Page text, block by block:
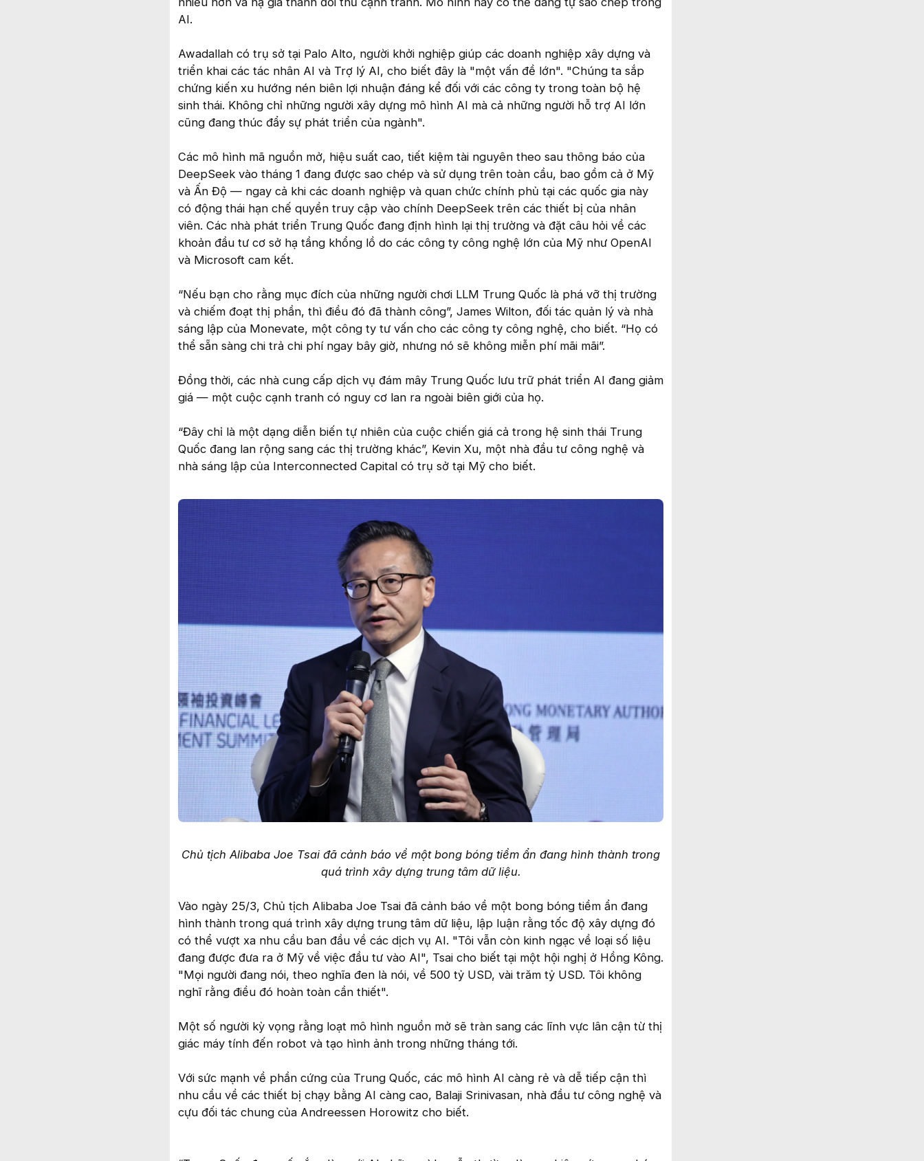
AI.
Awadallah có trụ sở tại Palo Alto, người khởi nghiệp giúp các doanh nghiệp xây dựng và
triển khai các tác nhân AI và Trợ lý AI, cho biết đây là "một vấn đề lớn". "Chúng ta sắp
chứng kiến xu hướng nén biên lợi nhuận đáng kể đối với các công ty trong toàn bộ hệ
sinh thái. Không chỉ những người xây dựng mô hình AI mà cả những người hỗ trợ AI lớn
cũng đang thúc đẩy sự phát triển của ngành".
Các mô hình mã nguồn mở, hiệu suất cao, tiết kiệm tài nguyên theo sau thông báo của
DeepSeek vào tháng 1 đang được sao chép và sử dụng trên toàn cầu, bao gồm cả ở Mỹ
và Ấn Độ — ngay cả khi các doanh nghiệp và quan chức chính phủ tại các quốc gia này
có động thái hạn chế quyền truy cập vào chính DeepSeek trên các thiết bị của nhân
viên. Các nhà phát triển Trung Quốc đang định hình lại thị trường và đặt câu hỏi về các
khoản đầu tư cơ sở hạ tầng khổng lồ do các công ty công nghệ lớn của Mỹ như OpenAI
và Microsoft cam kết.
“Nếu bạn cho rằng mục đích của những người chơi LLM Trung Quốc là phá vỡ thị trường
và chiếm đoạt thị phần, thì điều đó đã thành công”, James Wilton, đối tác quản lý và nhà
sáng lập của Monevate, một công ty tư vấn cho các công ty công nghệ, cho biết. “Họ có
thể sẵn sàng chi trả chi phí ngay bây giờ, nhưng nó sẽ không miễn phí mãi mãi”.
Đồng thời, các nhà cung cấp dịch vụ đám mây Trung Quốc lưu trữ phát triển AI đang giảm
giá — một cuộc cạnh tranh có nguy cơ lan ra ngoài biên giới của họ.
“Đây chỉ là một dạng diễn biến tự nhiên của cuộc chiến giá cả trong hệ sinh thái Trung
Quốc đang lan rộng sang các thị trường khác”, Kevin Xu, một nhà đầu tư công nghệ và
nhà sáng lập của Interconnected Capital có trụ sở tại Mỹ cho biết.
Chủ tịch Alibaba Joe Tsai đã cảnh báo về một bong bóng tiềm ẩn đang hình thành trong
quá trình xây dựng trung tâm dữ liệu.
Vào ngày 25/3, Chủ tịch Alibaba Joe Tsai đã cảnh báo về một bong bóng tiềm ẩn đang
hình thành trong quá trình xây dựng trung tâm dữ liệu, lập luận rằng tốc độ xây dựng đó
có thể vượt xa nhu cầu ban đầu về các dịch vụ AI. "Tôi vẫn còn kinh ngạc về loại số liệu
đang được đưa ra ở Mỹ về việc đầu tư vào AI", Tsai cho biết tại một hội nghị ở Hồng Kông.
"Mọi người đang nói, theo nghĩa đen là nói, về 500 tỷ USD, vài trăm tỷ USD. Tôi không
nghĩ rằng điều đó hoàn toàn cần thiết".
Một số người kỳ vọng rằng loạt mô hình nguồn mở sẽ tràn sang các lĩnh vực lân cận từ thị
giác máy tính đến robot và tạo hình ảnh trong những tháng tới.
Với sức mạnh về phần cứng của Trung Quốc, các mô hình AI càng rẻ và dễ tiếp cận thì
nhu cầu về các thiết bị chạy bằng AI càng cao, Balaji Srinivasan, nhà đầu tư công nghệ và
cựu đối tác chung của Andreessen Horowitz cho biết.